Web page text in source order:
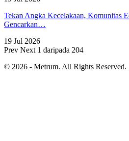
Tekan Angka Kecelakaan, Komunitas
Gencarkan…
19 Jul 2026
Prev Next 1 daripada 204
© 2026 - Metrum. All Rights Reserved.